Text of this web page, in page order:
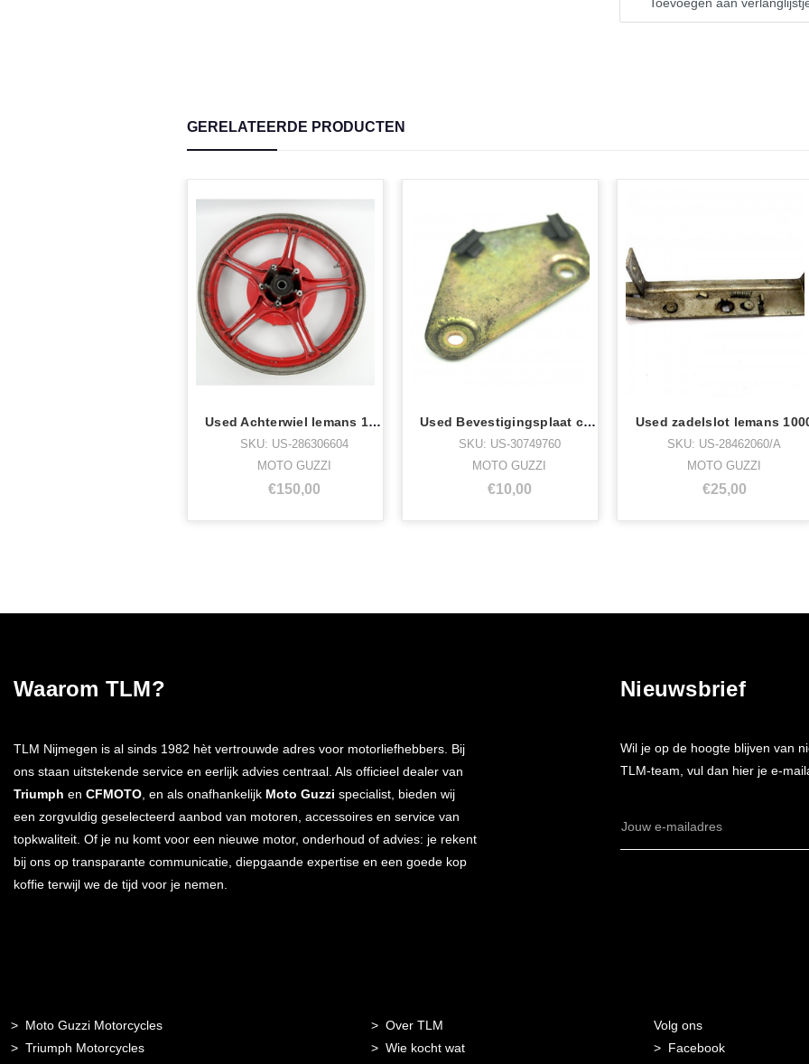
GERELATEERDE PRODUCTEN
Used Achterwiel lemans 1000
SKU: US-286306604
MOTO GUZZI
€150,00
Used Bevestigingsplaat connector cal1100
SKU: US-30749760
MOTO GUZZI
€10,00
Used zadelslot lemans
SKU: US-28462060/A
MOTO GUZZI
€25,00
Waarom TLM?
TLM Nijmegen is al sinds 1982 hèt vertrouwde adres voor motorliefhebbers. Bij
ons staan uitstekende service en eerlijk advies centraal. Als officieel dealer van
Triumph en CFMOTO , en als onafhankelijk Moto Guzzi specialist, bieden wij
een zorgvuldig geselecteerd aanbod van motoren, accessoires en service van
topkwaliteit. Of je nu komt voor een nieuwe motor, onderhoud of advies: je rekent
bij ons op transparante communicatie, diepgaande expertise en een goede kop
koffie terwijl we de tijd voor je nemen.
Nieuwsbrief
Wil je op de hoogte blijven van
TLM-team, vul dan hier je e-
E-
Moto Guzzi Motorcycles
Triumph Motorcycles
Over TLM
Wie kocht wat
Volg ons
Facebook